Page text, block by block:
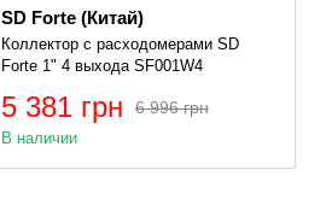
SD Forte (Китай)
Коллектор с расходомерами SD
Forte 1" 4 выхода SF001W4
6 996 грн
5 381 грн
В наличии